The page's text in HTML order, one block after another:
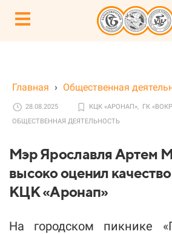
Главная › Общественная
28.08.2025 КЦК «АРОНАП», ГК
ОБЩЕСТВЕННАЯ ДЕЯТЕЛЬНОСТЬ
Мэр Ярославля Артем
высоко оценил
КЦК «Аронап»
На городском пикнике